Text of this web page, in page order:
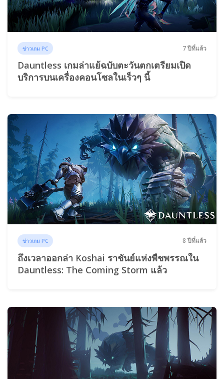
ข่าวเกม PC 7 ปีที่แล้ว
Dauntless เกมล่าแย้ฉบับตะวันตกเตรียมเปิด
บริการบนเครื่องคอนโซลในเร็วๆ นี้
ข่าวเกม PC 8 ปีที่แล้ว
ถึงเวลาออกล่า Koshai ราชันย์แห่งพืชพรรณใน
Dauntless: The Coming Storm แล้ว